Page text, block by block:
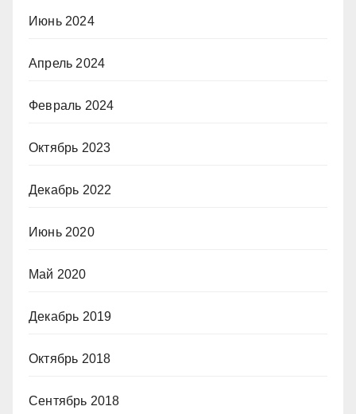
Июнь 2024
Апрель 2024
Февраль 2024
Октябрь 2023
Декабрь 2022
Июнь 2020
Май 2020
Декабрь 2019
Октябрь 2018
Сентябрь 2018